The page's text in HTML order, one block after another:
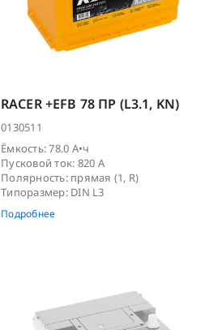
RACER +EFB 78 ПР (L3.1, KN)
0130511
Ёмкость: 78.0 А•ч
Пусковой ток: 820 А
Полярность: прямая (1, R)
Типоразмер: DIN L3
Подробнее